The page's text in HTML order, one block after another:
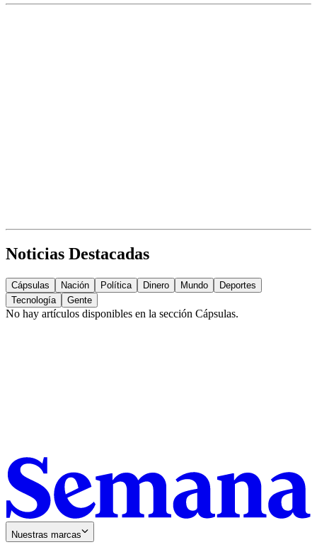
Noticias Destacadas
Cápsulas Nación Política Dinero Mundo
Deportes
Tecnología
Gente
No hay artículos disponibles en la sección Cápsulas.
Nuestras marcas